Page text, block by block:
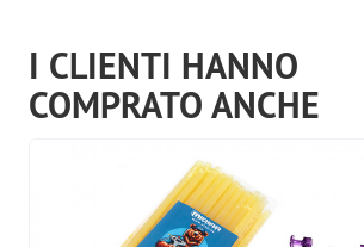
I CLIENTI HANNO
COMPRATO ANCHE